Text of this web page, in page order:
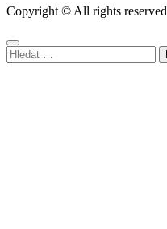
Copyright © All rights reserved
Vyhledávání